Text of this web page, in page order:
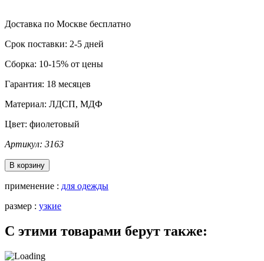
Доставка по Москве бесплатно
Срок поставки: 2-5 дней
Сборка: 10-15% от цены
Гарантия: 18 месяцев
Материал: ЛДСП, МДФ
Цвет: фиолетовый
Артикул: 3163
В корзину
применение : для одежды
размер : узкие
С этими товарами берут также: